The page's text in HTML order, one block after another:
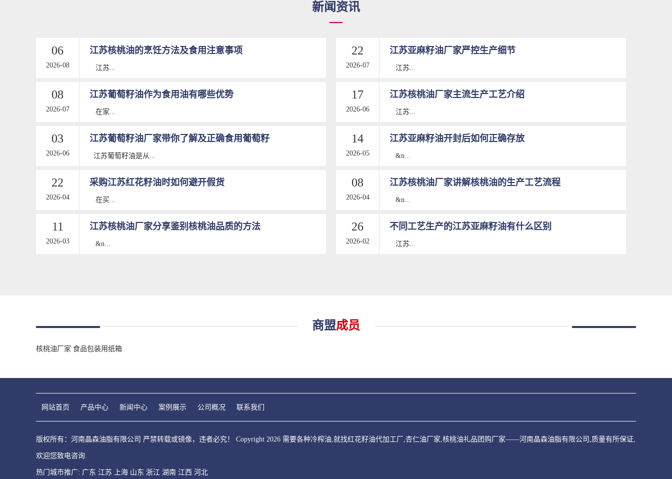
新闻资讯
06
2026-08
江苏核桃油的烹饪方法及食用注意事项
江苏...
22
2026-07
江苏亚麻籽油厂家严控生产细节
江苏...
08
2026-07
江苏葡萄籽油作为食用油有哪些优势
在家...
17
2026-06
江苏核桃油厂家主流生产工艺介绍
江苏...
03
2026-06
江苏葡萄籽油厂家带你了解及正确食用葡萄籽
江苏葡萄籽油是从...
14
2026-05
江苏亚麻籽油开封后如何正确存放
&n...
22
2026-04
采购江苏红花籽油时如何避开假货
在买...
08
2026-04
江苏核桃油厂家讲解核桃油的生产工艺流程
&n...
11
2026-03
江苏核桃油厂家分享鉴别核桃油品质的方法
&n...
26
2026-02
不同工艺生产的江苏亚麻籽油有什么区别
江苏...
商盟成员
核桃油厂家 食品包装用纸箱
网站首页 产品中心 新闻中心 案例展示 公司概况 联系我们
版权所有：河南晶森油脂有限公司 严禁转载或镜像，违者必究！ Copyright 2026 需要各种冷榨油,就找红花籽油代加工厂,杏仁油厂家,核桃油礼品团购厂家——河南晶森油脂有限公司,质量有所保证,
欢迎您致电咨询.
热门城市推广: 广东 江苏 上海 山东 浙江 湖南 江西 河北